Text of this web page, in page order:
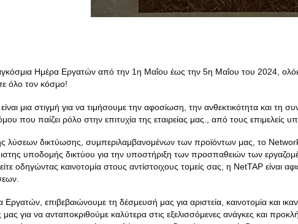
Ημέρα Εργατών από την 1η Μαΐου έως την 5η Μαΐου του 2024,
όλο τον κόσμο!
μια στιγμή για να τιμήσουμε την αφοσίωση, την ανθεκτικότητα και τη
που παίζει ρόλο στην επιτυχία της εταιρείας μας., από τους επιμελείς
λύσεων δικτύωσης, συμπεριλαμβανομένων των προϊόντων μας, το
υποδομής δικτύου για την υποστήριξη των προσπαθειών των
οδηγώντας καινοτομία στους αντίστοιχους τομείς σας, η NetTAP
επιβεβαιώνουμε τη δέσμευσή μας για αριστεία, καινοτομία και
μας για να ανταποκριθούμε καλύτερα στις εξελισσόμενες ανάγκες και